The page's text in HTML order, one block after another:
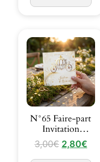
N°65 Faire-part
Invitation
mariage Carrosse
princesse
3,00€ Le
prix
2,80€Le
prix